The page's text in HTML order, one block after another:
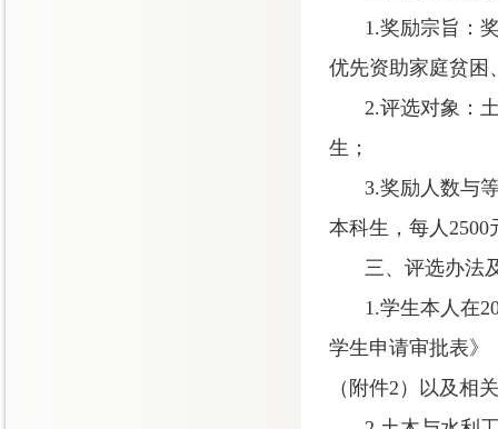
1.奖励宗旨：
优先资助家庭贫困
2.评选对象：
生；
3.奖励人数与
本科生，每人2500
三、评选办法
1.学生本人在
学生申请审批表》
（附件2 ）
以及相